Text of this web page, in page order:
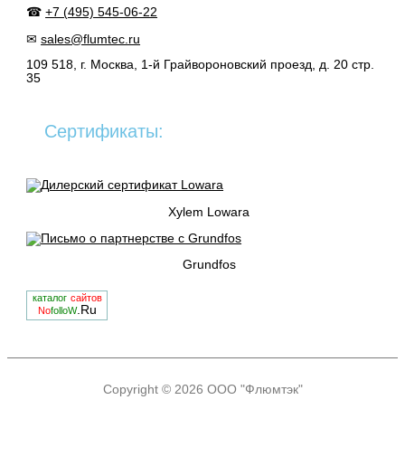
☎+7 (495) 545-06-22
✉sales@flumtec.ru
109 518, г. Москва, 1-й Грайвороновский проезд, д. 20 стр.
35
Сертификаты:
Xylem Lowara
Grundfos
каталог сайтов
NofolloW.Ru
Copyright © 2026 ООО "Флюмтэк"